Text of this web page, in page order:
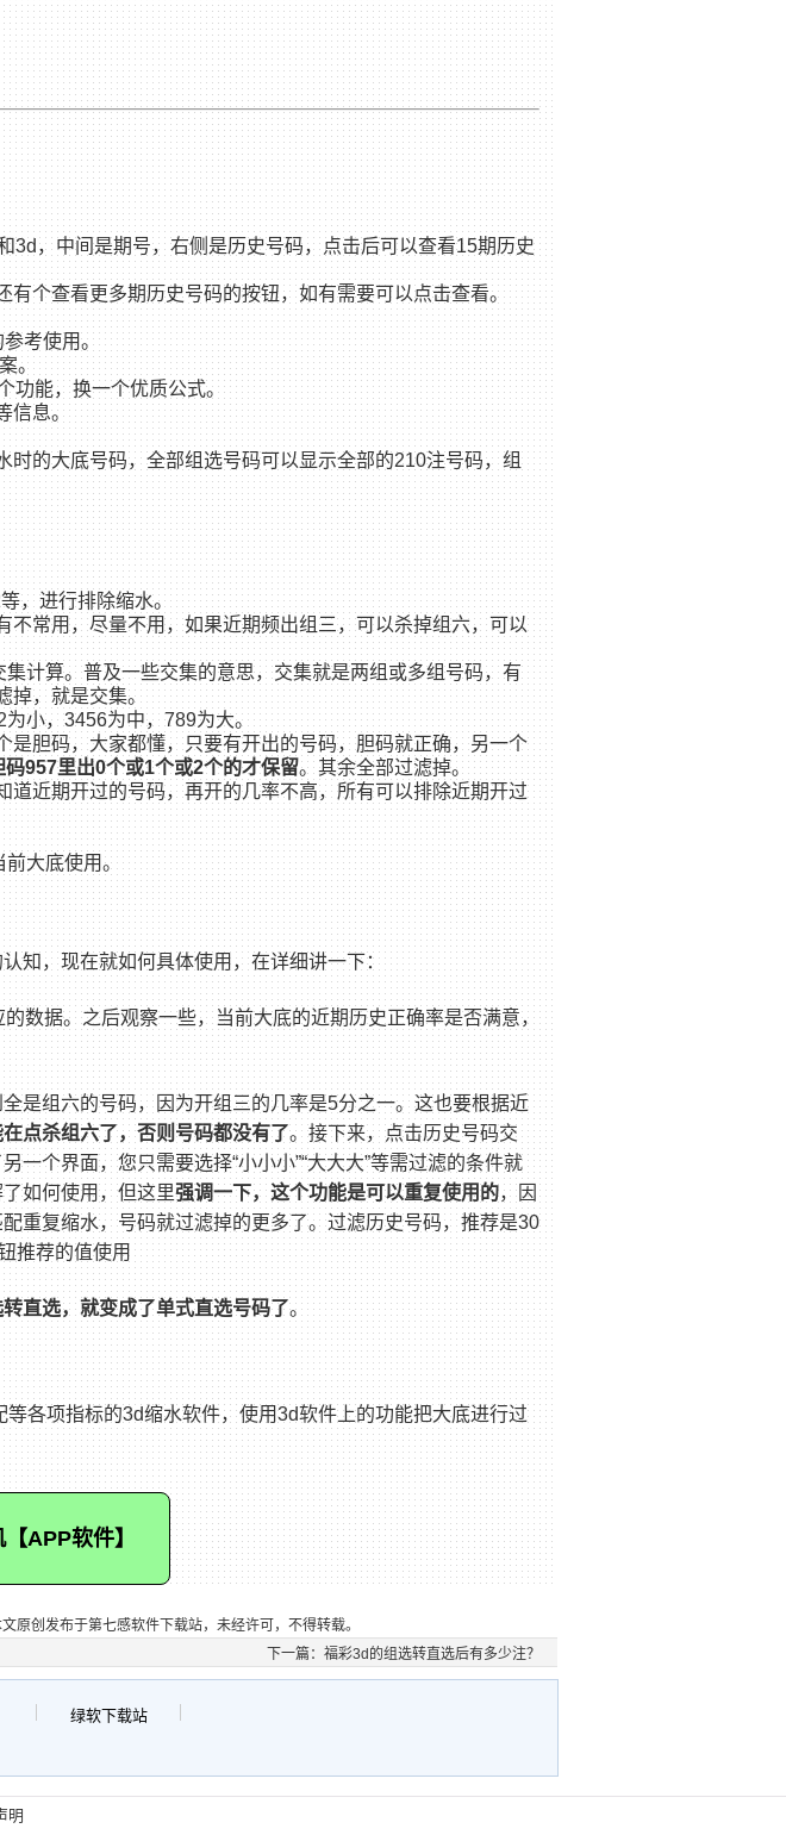
，中间是期号，右侧是历史号码，点击后可以查看15期历史
个查看更多期历史号码的按钮，如有需要可以点击查看。
考使用。
。
功能，换一个优质公式。
信息。
的大底号码，全部组选号码可以显示全部的210注号码，组
，进行排除缩水。
常用，尽量不用，如果近期频出组三，可以杀掉组六，可以
计算。普及一些交集的意思，交集就是两组或多组号码，有
掉，就是交集。
小，3456为中，789为大。
胆码，大家都懂，只要有开出的号码，胆码就正确，另一个
957里出0个或1个或2个的才保留。其余全部过滤掉。
近期开过的号码，再开的几率不高，所有可以排除近期开过
大底使用。
知，现在就如何具体使用，在详细讲一下：
数据。之后观察一些，当前大底的近期历史正确率是否满意，
是组六的号码，因为开组三的几率是5分之一。这也要根据近
点杀组六了，否则号码都没有了。接下来，点击历史号码交
个界面，您只需要选择“小小小”“大大大”等需过滤的条件就
如何使用，但这里强调一下，这个功能是可以重复使用的，因
重复缩水，号码就过滤掉的更多了。过滤历史号码，推荐是30
推荐的值使用
直选，就变成了单式直选号码了。
各项指标的3d缩水软件，使用3d软件上的功能把大底进行过
APP软件】
原创发布于第七感软件下载站，未经许可，不得转载。
下一篇： 福彩3d的组选转直选后有多少注？
绿软下载站
明